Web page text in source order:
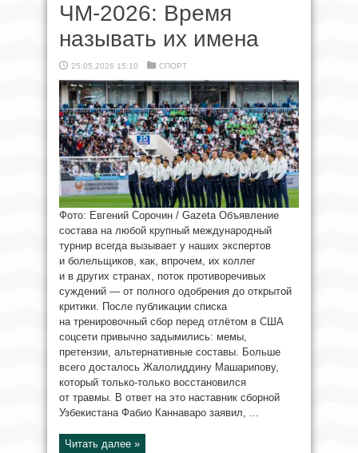
ЧМ-2026: Время
называть их имена
25.05.2026 15:10 СПОРТ
Фото: Евгений Сорочин / Gazeta Объявление
состава на любой крупный международный
турнир всегда вызывает у наших экспертов
и болельщиков, как, впрочем, их коллег
и в других странах, поток противоречивых
суждений — от полного одобрения до открытой
критики. После публикации списка
на тренировочный сбор перед отлётом в США
соцсети привычно задымились: мемы,
претензии, альтернативные составы. Больше
всего досталось Жалолиддину Машарипову,
который только-только восстановился
от травмы. В ответ на это наставник сборной
Узбекистана Фабио Каннаваро заявил, ...
Читать далее »